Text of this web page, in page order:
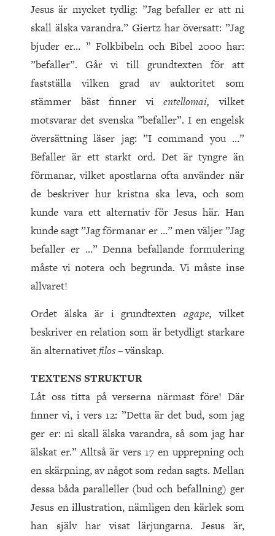
Jesus är mycket tydlig: ”Jag befaller er att ni
skall älska varandra.” Giertz har översatt: ”Jag
bjuder er… ” Folkbibeln och Bibel 2000 har:
”befaller”. Går vi till grundtexten för att
fastställa vilken grad av auktoritet som
stämmer bäst finner vientellomai, vilket
motsvarar det svenska ”befaller”. I en engelsk
översättning läser jag: ”I command you …”
Befaller är ett starkt ord. Det är tyngre än
förmanar, vilket apostlarna ofta använder när
de beskriver hur kristna ska leva, och som
kunde vara ett alternativ för Jesus här. Han
kunde sagt ”Jag förmanar er …” men väljer ”Jag
befaller er …” Denna befallande formulering
måste vi notera och begrunda. Vi måste inse
allvaret!
Ordet älska är i grundtextenagape, vilket
beskriver en relation som är betydligt starkare
än alternativetfilos– vänskap.
TEXTENS STRUKTUR
Låt oss titta på verserna närmast före! Där
finner vi, i vers 12: ”Detta är det bud, som jag
ger er: ni skall älska varandra, så som jag har
älskat er.” Alltså är vers 17 en upprepning och
en skärpning, av något som redan sagts. Mellan
dessa båda paralleller (bud och befallning) ger
Jesus en illustration, nämligen den kärlek som
han själv har visat lärjungarna. Jesus är,